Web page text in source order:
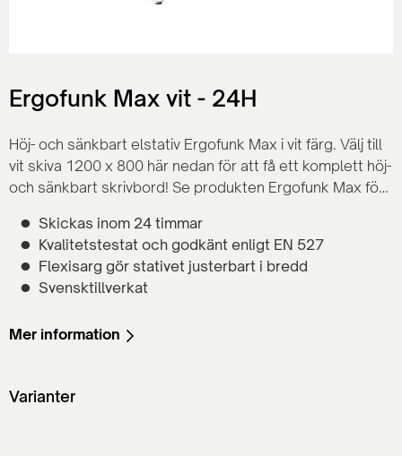
Ergofunk Max vit - 24H
Höj- och sänkbart elstativ Ergofunk Max i vit färg. Välj till
vit skiva 1200 x 800 här nedan för att få ett komplett höj-
och sänkbart skrivbord! Se produkten Ergofunk Max för
Skickas inom 24 timmar
Kvalitetstestat och godkänt enligt EN 527
Flexisarg gör stativet justerbart i bredd
Svensktillverkat
Mer information
Varianter